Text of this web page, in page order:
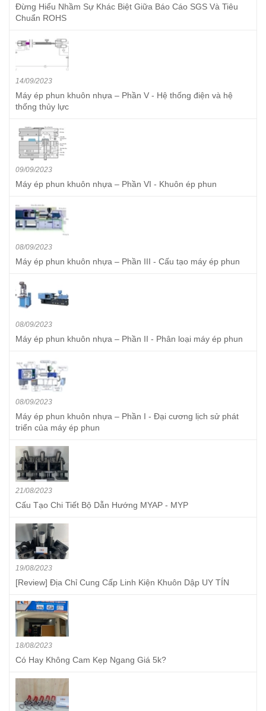
Đừng Hiểu Nhầm Sự Khác Biệt Giữa Báo Cáo SGS Và Tiêu
Chuẩn ROHS
14/09/2023
Máy ép phun khuôn nhựa – Phần V - Hệ thống điện và hệ
thống thủy lực
09/09/2023
Máy ép phun khuôn nhựa – Phần VI - Khuôn ép phun
08/09/2023
Máy ép phun khuôn nhựa – Phần III - Cấu tạo máy ép phun
08/09/2023
Máy ép phun khuôn nhựa – Phần II - Phân loại máy ép phun
08/09/2023
Máy ép phun khuôn nhựa – Phần I - Đại cương lịch sử phát
triển của máy ép phun
21/08/2023
Cấu Tạo Chi Tiết Bộ Dẫn Hướng MYAP - MYP
19/08/2023
[Review] Địa Chỉ Cung Cấp Linh Kiện Khuôn Dập UY TÍN
18/08/2023
Có Hay Không Cam Kẹp Ngang Giá 5k?